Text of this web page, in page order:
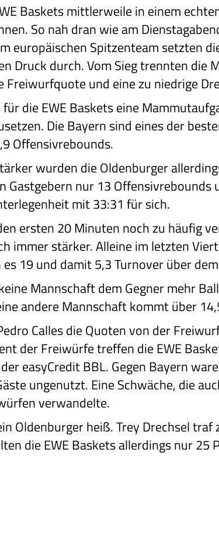
Baskets mittlerweile in einem
So nah dran wie am
europäischen Spitzenteam setzten
Druck durch. Vom Sieg trennten die
Freiwurfquote und eine zu niedrige
die EWE Baskets eine
Die Bayern sind eines der
Offensivrebounds.
wurden die Oldenburger
Gastgebern nur 13 Offensivrebounds
mit 33:31 für sich.
ersten 20 Minuten noch zu häufig
immer stärker. Alleine im letzten
19 und damit 5,3 Turnover über
Mannschaft dem Gegner mehr
andere Mannschaft kommt über
Calles die Quoten von der
der Freiwürfe treffen die EWE
easyCredit BBL. Gegen Bayern
ungenutzt. Eine Schwäche, die
verwandelte.
Oldenburger heiß. Trey Drechsel traf
die EWE Baskets allerdings nur 25